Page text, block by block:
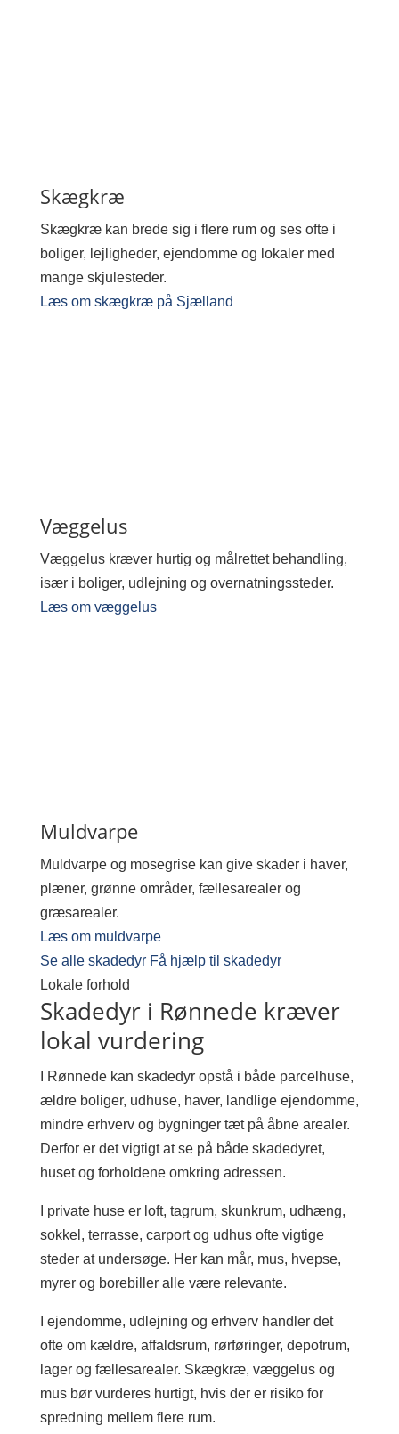
Skægkræ
Skægkræ kan brede sig i flere rum og ses ofte i
boliger, lejligheder, ejendomme og lokaler med
mange skjulesteder.
Læs om skægkræ på Sjælland
Væggelus
Væggelus kræver hurtig og målrettet behandling,
især i boliger, udlejning og overnatningssteder.
Læs om væggelus
Muldvarpe
Muldvarpe og mosegrise kan give skader i haver,
plæner, grønne områder, fællesarealer og
græsarealer.
Læs om muldvarpe
Se alle skadedyr Få hjælp til skadedyr
Lokale forhold
Skadedyr i Rønnede kræver
lokal vurdering
I Rønnede kan skadedyr opstå i både parcelhuse,
ældre boliger, udhuse, haver, landlige ejendomme,
mindre erhverv og bygninger tæt på åbne arealer.
Derfor er det vigtigt at se på både skadedyret,
huset og forholdene omkring adressen.
I private huse er loft, tagrum, skunkrum, udhæng,
sokkel, terrasse, carport og udhus ofte vigtige
steder at undersøge. Her kan mår, mus, hvepse,
myrer og borebiller alle være relevante.
I ejendomme, udlejning og erhverv handler det
ofte om kældre, affaldsrum, rørføringer, depotrum,
lager og fællesarealer. Skægkræ, væggelus og
mus bør vurderes hurtigt, hvis der er risiko for
spredning mellem flere rum.